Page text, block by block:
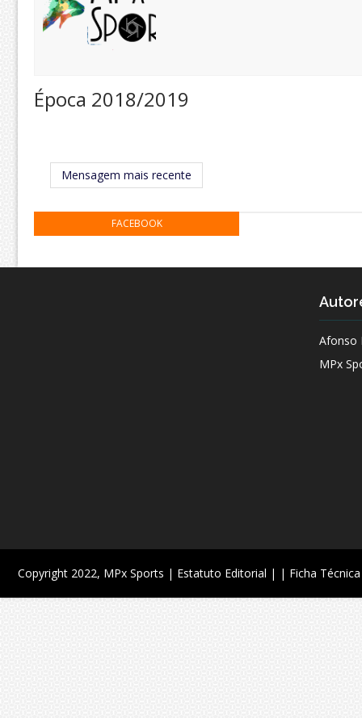
Época 2018/2019
Mensagem mais recente
FACEBOOK
Afonso
MPx
Copyright 2022, MPx Sports | Estatuto Editorial | | Ficha